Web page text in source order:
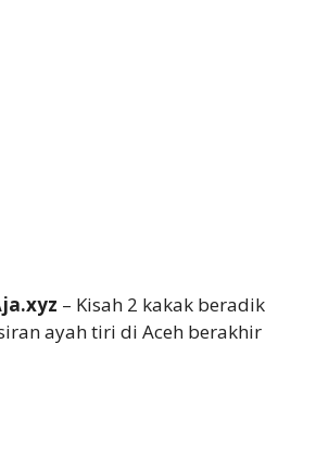
– Kisah 2 kakak beradik
ayah tiri di Aceh berakhir